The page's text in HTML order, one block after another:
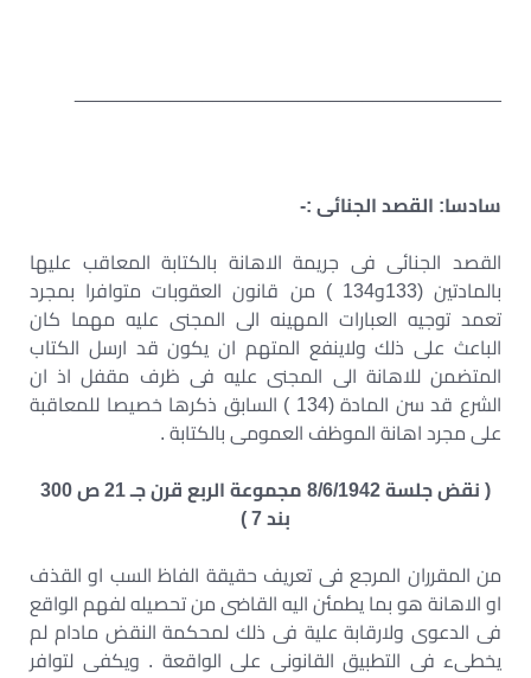
سادسا: القصد الجنائى :-
القصد الجنائى فى جريمة الاهانة بالكتابة المعاقب عليها
بالمادتين (133و134 ) من قانون العقوبات متوافرا بمجرد
تعمد توجيه العبارات المهينه الى المجنى عليه مهما كان
الباعث على ذلك ولاينفع المتهم ان يكون قد ارسل الكتاب
المتضمن للاهانة الى المجنى عليه فى ظرف مقفل اذ ان
الشرع قد سن المادة (134 ) السابق ذكرها خصيصا للمعاقبة
على مجرد اهانة الموظف العمومى بالكتابة .
( نقض جلسة 8/6/1942 مجموعة الربع قرن جـ 21 ص 300
بند 7 )
من المقرران المرجع فى تعريف حقيقة الفاظ السب او القذف
او الاهانة هو بما يطمئن اليه القاضى من تحصيله لفهم الواقع
فى الدعوى ولارقابة علية فى ذلك لمحكمة النقض مادام لم
يخطىء فى التطبيق القانونى على الواقعة . ويكفى لتوافر